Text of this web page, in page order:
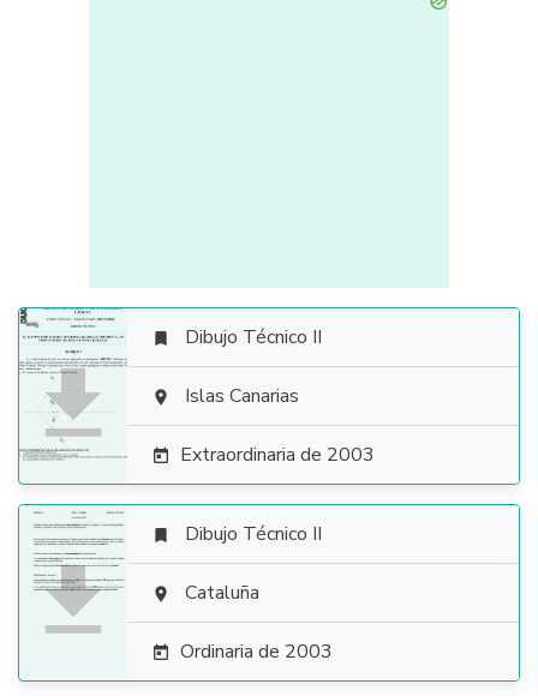

 Dibujo Técnico II
 Islas Canarias
 Extraordinaria de 2003

 Dibujo Técnico II
 Cataluña
 Ordinaria de 2003